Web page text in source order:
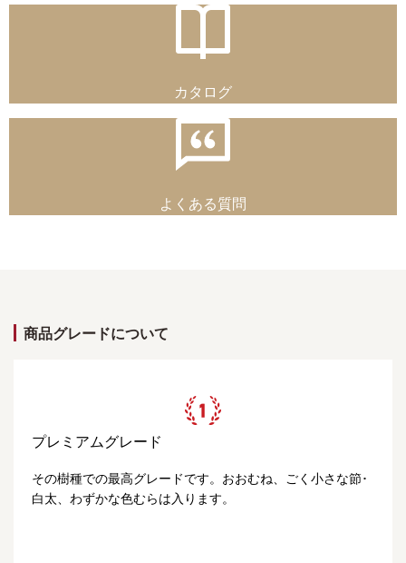
カタログ
よくある質問
商品グレードについて
プレミアムグレード
その樹種での最高グレードです。おおむね、ごく小さな節･
白太、わずかな色むらは入ります。